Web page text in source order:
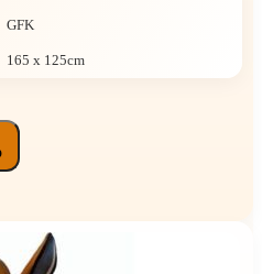
GFK
165 x 125cm